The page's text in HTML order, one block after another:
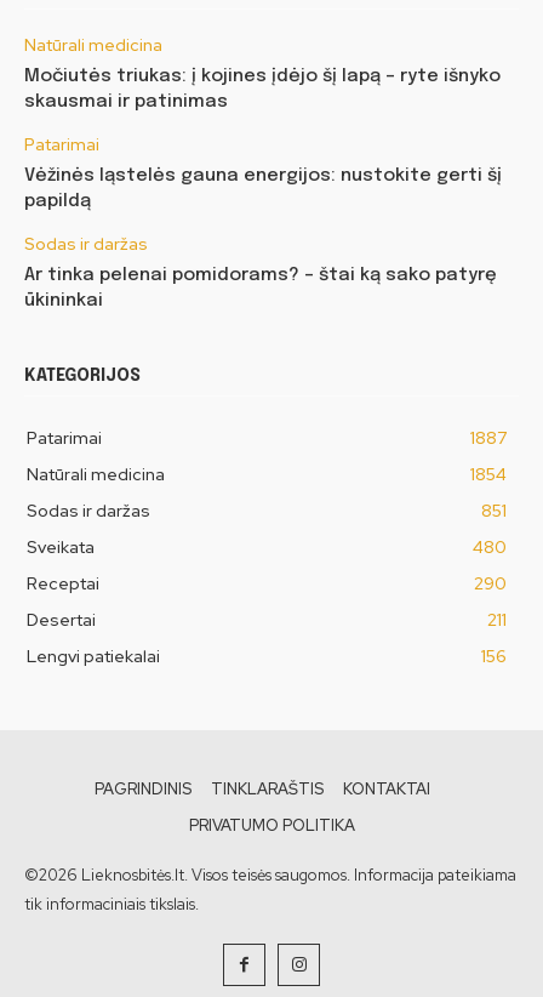
Natūrali medicina
Močiutės triukas: į kojines įdėjo šį lapą – ryte išnyko
skausmai ir patinimas
Patarimai
Vėžinės ląstelės gauna energijos: nustokite gerti šį
papildą
Sodas ir daržas
Ar tinka pelenai pomidorams? – štai ką sako patyrę
ūkininkai
KATEGORIJOS
Patarimai
1887
Natūrali medicina
1854
Sodas ir daržas
851
Sveikata
480
Receptai
290
Desertai
211
Lengvi patiekalai
156
PAGRINDINIS TINKLARAŠTIS
KONTAKTAI
PRIVATUMO POLITIKA
©2026 Lieknosbitės.lt. Visos teisės saugomos. Informacija pateikiama
tik informaciniais tikslais.